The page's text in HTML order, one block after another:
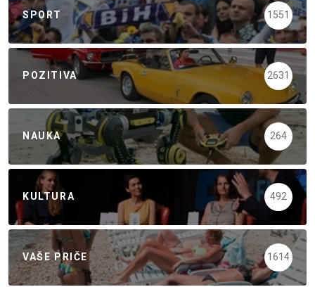
SPORT 1551
POZITIVA 2631
NAUKA 264
KULTURA 492
VAŠE PRIČE 1614